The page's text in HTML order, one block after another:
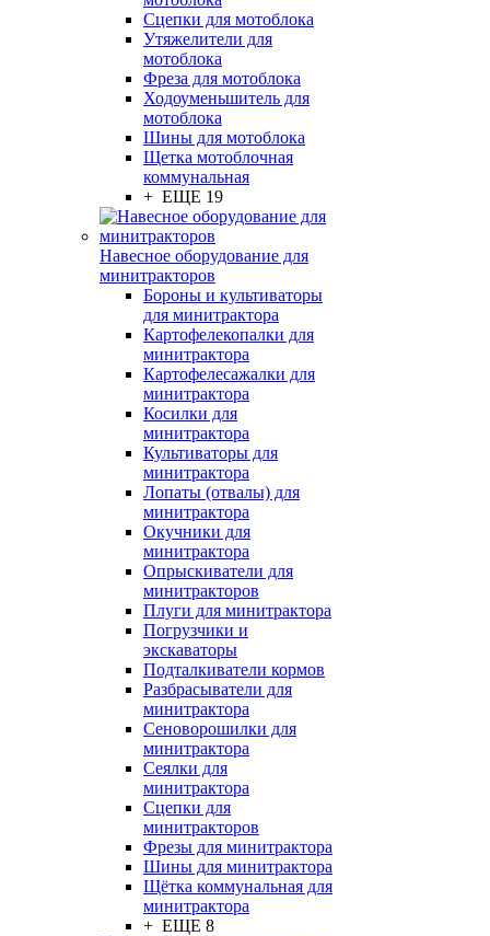
Сцепки для мотоблока
Утяжелители для
мотоблока
Фреза для мотоблока
Ходоуменьшитель для
мотоблока
Шины для мотоблока
Щетка мотоблочная
коммунальная
+ ЕЩЕ 19
Навесное оборудование для
минитракторов
Бороны и культиваторы
для минитрактора
Картофелекопалки для
минитрактора
Картофелесажалки для
минитрактора
Косилки для
минитрактора
Культиваторы для
минитрактора
Лопаты (отвалы) для
минитрактора
Окучники для
минитрактора
Опрыскиватели для
минитракторов
Плуги для минитрактора
Погрузчики и
экскаваторы
Подталкиватели кормов
Разбрасыватели для
минитрактора
Сеноворошилки для
минитрактора
Сеялки для
минитрактора
Сцепки для
минитракторов
Фрезы для минитрактора
Шины для минитрактора
Щётка коммунальная для
минитрактора
+ ЕЩЕ 8